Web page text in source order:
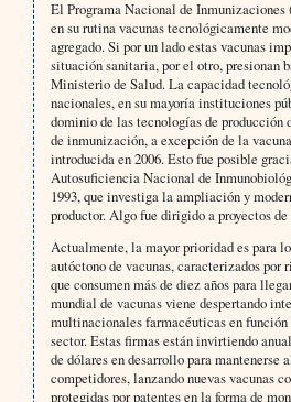
El Programa Nacional de
en su rutina vacunas tecnológicamente
agregado. Si por un lado estas vacunas
situación sanitaria, por el otro, presionan
Ministerio de Salud. La capacidad
nacionales, en su mayoría instituciones
dominio de las tecnologías de producción
de inmunización, a excepción de la
introducida en 2006. Esto fue posible
Autosuficiencia Nacional de
1993, que investiga la ampliación y
productor. Algo fue dirigido a proyectos
Actualmente, la mayor prioridad es para
autóctono de vacunas, caracterizados por
que consumen más de diez años para
mundial de vacunas viene despertando
multinacionales farmacéuticas en función
sector. Estas firmas están invirtiendo
de dólares en desarrollo para mantenerse
competidores, lanzando nuevas vacunas
protegidas por patentes en la forma de